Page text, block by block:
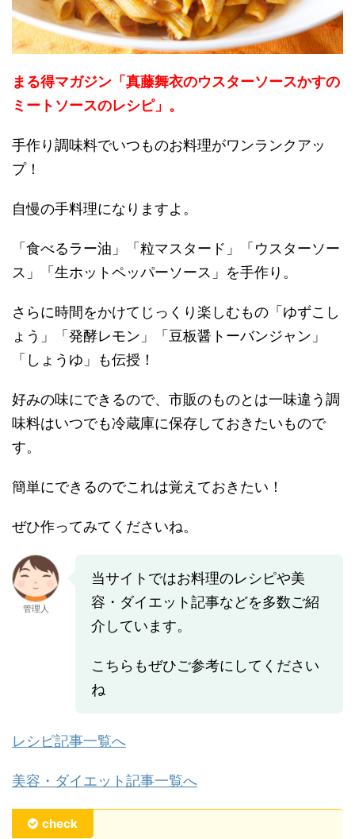
まる得マガジン「真藤舞衣のウスターソースかすの
ミートソースのレシピ」。
手作り調味料でいつものお料理がワンランクアッ
プ！
自慢の手料理になりますよ。
「食べるラー油」「粒マスタード」「ウスターソー
ス」「生ホットペッパーソース」を手作り。
さらに時間をかけてじっくり楽しむもの「ゆずこし
ょう」「発酵レモン」「豆板醤トーバンジャン」
「しょうゆ」も伝授！
好みの味にできるので、市販のものとは一味違う調
味料はいつでも冷蔵庫に保存しておきたいもので
す。
簡単にできるのでこれは覚えておきたい！
ぜひ作ってみてくださいね。
管理人
当サイトではお料理のレシピや美
容・ダイエット記事などを多数ご紹
介しています。
こちらもぜひご参考にしてください
ね
レシピ記事一覧へ
美容・ダイエット記事一覧へ
check